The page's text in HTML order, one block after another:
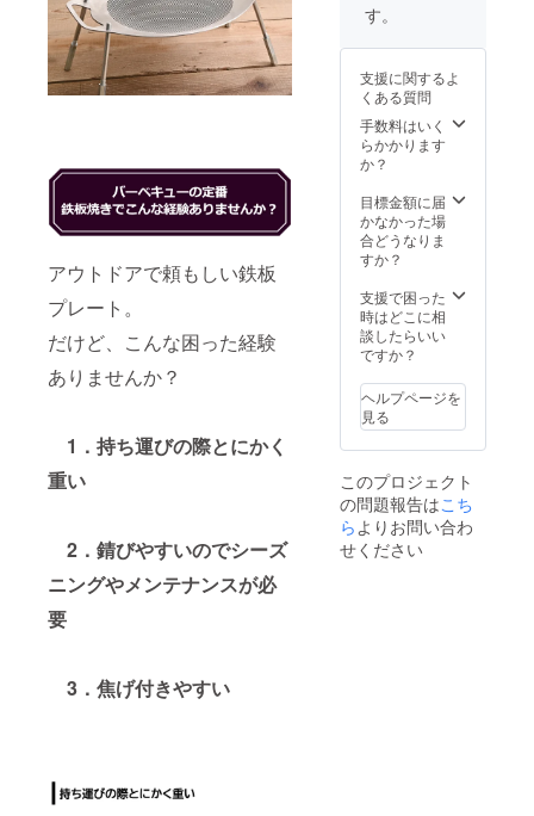
アウトドアで頼もしい鉄板
プレート。
だけど、こんな困った経験
ありませんか？
1．持ち運びの際とにかく
重い
2．錆びやすいのでシーズ
ニングやメンテナンスが必
要
3．焦げ付きやすい
取扱説
す。
支援に関するよ
くある質問
手数料はいく
らかかります
か？
目標金額に届
かなかった場
合どうなりま
すか？
支援で困った
時はどこに相
談したらいい
ですか？
ヘルプページを
見る
このプロジェクト
の問題報告はこち
ら よりお問い合わ
せください